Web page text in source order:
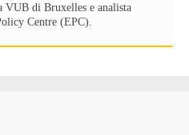
VUB di Bruxelles e analista
Centre (EPC).